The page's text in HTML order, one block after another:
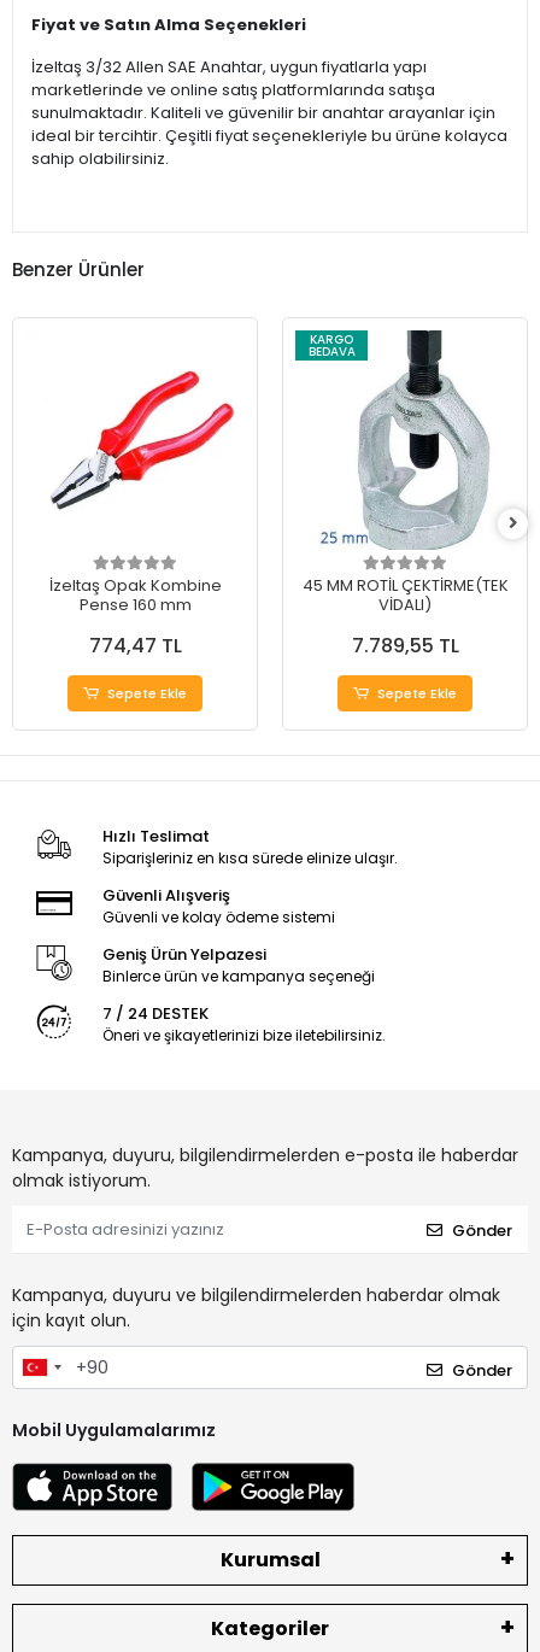
Fiyat ve Satın Alma Seçenekleri
İzeltaş 3/32 Allen SAE Anahtar, uygun fiyatlarla yapı
marketlerinde ve online satış platformlarında satışa
sunulmaktadır. Kaliteli ve güvenilir bir anahtar arayanlar için
ideal bir tercihtir. Çeşitli fiyat seçenekleriyle bu ürüne kolayca
sahip olabilirsiniz.
Benzer Ürünler
İzeltaş Opak Kombine
Pense 160 mm
774,47 TL
Sepete Ekle
KARGO
BEDAVA
45 MM ROTİL ÇEKTİRME(TEK
VİDALI)
7.789,55 TL
Sepete Ekle
Hızlı Teslimat
Siparişleriniz en kısa sürede elinize ulaşır.
Güvenli Alışveriş
Güvenli ve kolay ödeme sistemi
Geniş Ürün Yelpazesi
Binlerce ürün ve kampanya seçeneği
7 / 24 DESTEK
Öneri ve şikayetlerinizi bize iletebilirsiniz.
Kampanya, duyuru, bilgilendirmelerden e-posta ile haberdar
olmak istiyorum.
Gönder
Kampanya, duyuru ve bilgilendirmelerden haberdar olmak
için kayıt olun.
Gönder
Mobil Uygulamalarımız
Kurumsal
Kategoriler